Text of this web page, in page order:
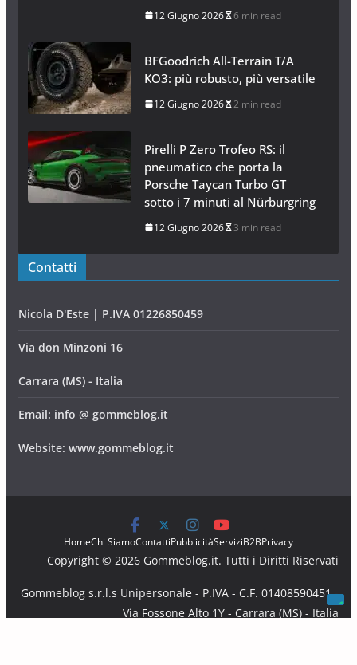
12 Giugno 2026 6 min read
BFGoodrich All-Terrain T/A
KO3: più robusto, più versatile
12 Giugno 2026 2 min read
Pirelli P Zero Trofeo RS: il
pneumatico che porta la
Porsche Taycan Turbo GT
sotto i 7 minuti al Nürburgring
12 Giugno 2026 3 min read
Contatti
Nicola D'Este | P.IVA 01226850459
Via don Minzoni 16
Carrara (MS) - Italia
Email: info @ gommeblog.it
Website: www.gommeblog.it
HomeChi SiamoContattiPubblicitàServiziB2BPrivacy
Copyright © 2026 Gommeblog.it. Tutti i Diritti Riservati
Gommeblog s.r.l.s Unipersonale - P.IVA - C.F. 01408590451 -
Via Fossone Alto 1Y - Carrara (MS) - Italia